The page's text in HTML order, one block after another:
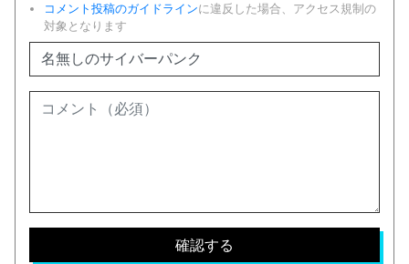
コメント投稿のガイドラインに違反した場合、アクセス規制の
対象となります